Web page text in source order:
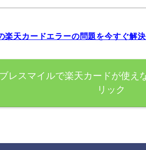
楽天カードエラーの問題を今すぐ解
ブレスマイルで楽天カードが使え
リック